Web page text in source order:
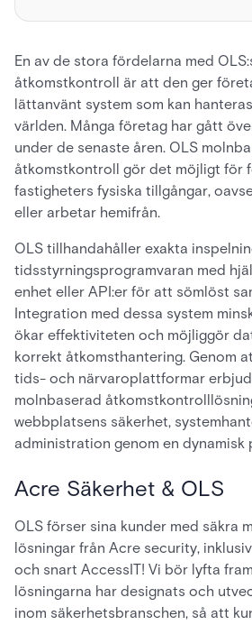
En av de stora fördelarna med
åtkomstkontroll är att den ger
lättanvänt system som kan
världen. Många företag har gått
under de senaste åren. OLS
åtkomstkontroll gör det möjligt för
fastigheters fysiska tillgångar,
eller arbetar hemifrån.
OLS tillhandahåller exakta
tidsstyrningsprogramvaran med
enhet eller API:er för att sömlöst
Integration med dessa system
ökar effektiviteten och möjliggör
korrekt åtkomsthantering. Genom
tids- och närvaroplattformar
molnbaserad
webbplatsens säkerhet,
administration genom en dynamisk
Acre Säkerhet & OLS
OLS förser sina kunder med säkra
lösningar från Acre security,
och snart AccessIT! Vi bör lyfta
lösningarna har designats och
inom säkerhetsbranschen, så att